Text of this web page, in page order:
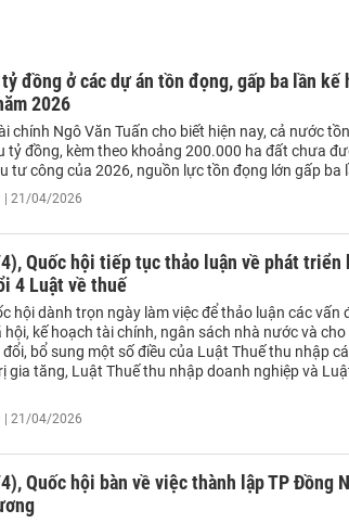
đồng ở các dự án tồn đọng, gấp ba lần kế
2026
chính Ngô Văn Tuấn cho biết hiện nay, cả nước
tỷ đồng, kèm theo khoảng 200.000 ha đất chưa
tư công của 2026, nguồn lực tồn đọng lớn gấp ba
| 21/04/2026
Quốc hội tiếp tục thảo luận về phát triển
4 Luật về thuế
hội dành trọn ngày làm việc để thảo luận các vấn
hội, kế hoạch tài chính, ngân sách nhà nước và cho
bổ sung một số điều của Luật Thuế thu nhập
gia tăng, Luật Thuế thu nhập doanh nghiệp và
| 21/04/2026
Quốc hội bàn về việc thành lập TP Đồng